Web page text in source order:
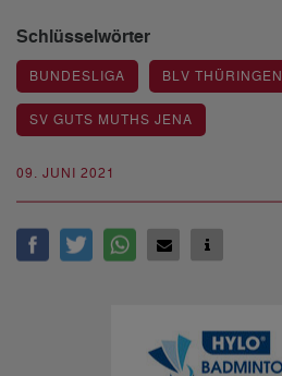
09. JUNI 2021
Schlüsselwörter
BUNDESLIGA BLV THÜRINGEN
SV GUTS MUTHS JENA